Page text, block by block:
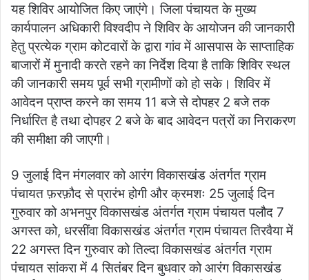
यह शिविर आयोजित किए जाएंगे। जिला पंचायत के मुख्य
कार्यपालन अधिकारी विश्वदीप ने शिविर के आयोजन की जानकारी
हेतु प्रत्येक ग्राम कोटवारों के द्वारा गांव में आसपास के साप्ताहिक
बाजारों में मुनादी करते रहने का निर्देश दिया है ताकि शिविर स्थल
की जानकारी समय पूर्व सभी ग्रामीणों को हो सके। शिविर में
आवेदन प्राप्त करने का समय 11 बजे से दोपहर 2 बजे तक
निर्धारित है तथा दोपहर 2 बजे के बाद आवेदन पत्रों का निराकरण
की समीक्षा की जाएगी।
9 जुलाई दिन मंगलवार को आरंग विकासखंड अंतर्गत ग्राम
पंचायत फ़रफ़ौद से प्रारंभ होगी और क्रमशः 25 जुलाई दिन
गुरुवार को अभनपुर विकासखंड अंतर्गत ग्राम पंचायत पलौद 7
अगस्त को, धरसींवा विकासखंड अंतर्गत ग्राम पंचायत तिरवैया में
22 अगस्त दिन गुरुवार को तिल्दा विकासखंड अंतर्गत ग्राम
पंचायत सांकरा में 4 सितंबर दिन बुधवार को आरंग विकासखंड